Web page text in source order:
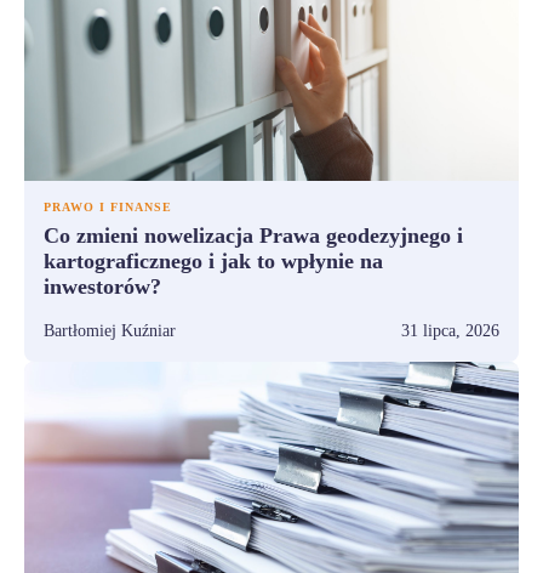
PRAWO I FINANSE
Co zmieni nowelizacja Prawa geodezyjnego i
kartograficznego i jak to wpłynie na
inwestorów?
Bartłomiej Kuźniar 31 lipca, 2026